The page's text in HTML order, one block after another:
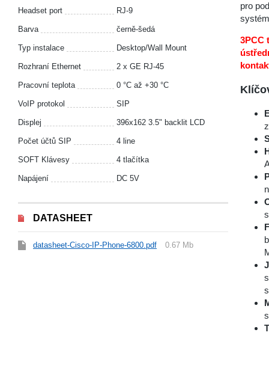
Headset port RJ-9
Barva černě-šedá
Typ instalace Desktop/Wall Mount
Rozhraní Ethernet 2 x GE RJ-45
Pracovní teplota 0 °С až +30 °С
VoIP protokol SIP
Displej 396x162 3.5" backlit LCD
Počet účtů SIP 4 line
SOFT Klávesy 4 tlačítka
Napájení DC 5V
DATASHEET
datasheet-Cisco-IP-Phone-6800.pdf 0.67 Mb
pro
3PCC